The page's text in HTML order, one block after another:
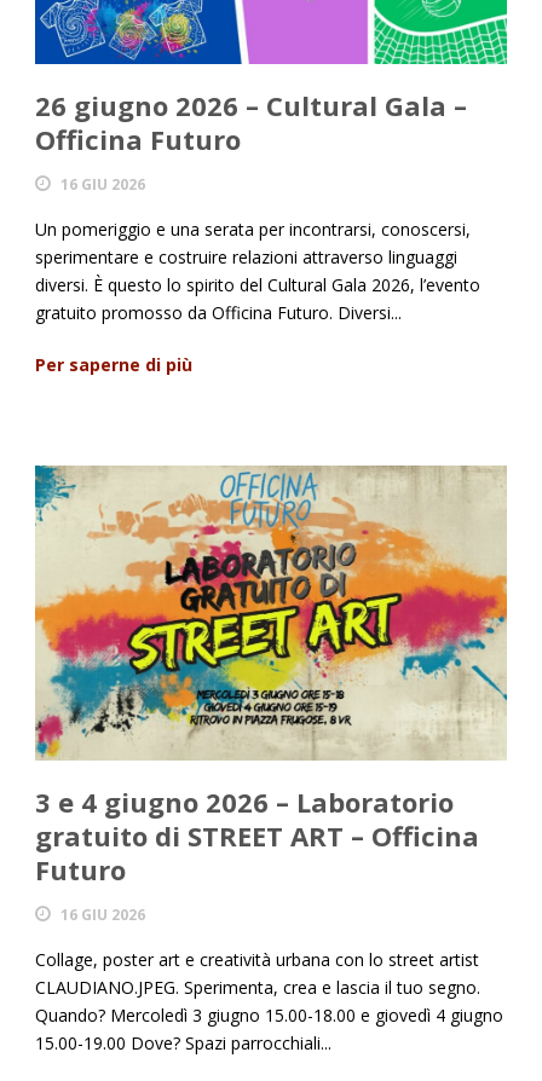
26 giugno 2026 – Cultural Gala –
Officina Futuro
16 GIU 2026
Un pomeriggio e una serata per incontrarsi, conoscersi,
sperimentare e costruire relazioni attraverso linguaggi
diversi. È questo lo spirito del Cultural Gala 2026, l’evento
gratuito promosso da Officina Futuro. Diversi...
Per saperne di più
3 e 4 giugno 2026 – Laboratorio
gratuito di STREET ART – Officina
Futuro
16 GIU 2026
Collage, poster art e creatività urbana con lo street artist
CLAUDIANO.JPEG. Sperimenta, crea e lascia il tuo segno.
Quando? Mercoledì 3 giugno 15.00-18.00 e giovedì 4 giugno
15.00-19.00 Dove? Spazi parrocchiali...